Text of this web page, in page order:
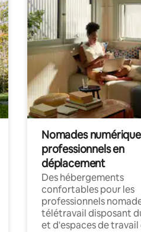
Nomades
professionnels en
déplacement
Des hébergements
confortables pour les
professionnels
télétravail disposant
et d'espaces de travail